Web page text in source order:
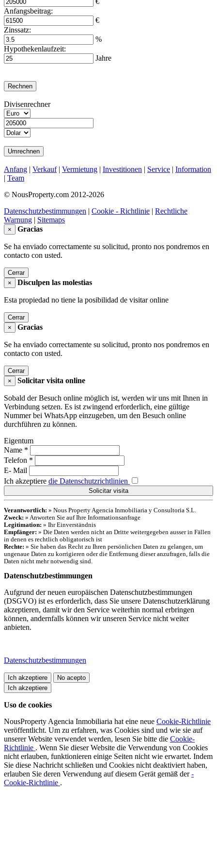
Anfangsbeitrag:
€
Zinssatz:
%
Hypothekenlaufzeit:
Jahre
Divisenrechner
Anfang | Verkauf| Vermietung | Investitionen | Service | Information
| Team
© NousProperty.com 2012-2026
Datenschutzbestimmungen | Cookie - Richtlinie | Rechtliche
Warnung | Sitemaps
× Gracias
Se ha enviado correctamente su solicitud, pronto nos pondremos en
contacto con usted.
Cerrar
×
Disculpen las molestias
Esta propiedad no tiene la posibilidad de visitar online
Cerrar
×
Gracias
Se ha enviado correctamente su solicitud, pronto nos pondremos en
contacto con usted.
Cerrar
×
Solicitar visita online
Sobald der Besuch online möglich ist, werden wir uns mit Ihnen in
Verbindung setzen. Es ist zwingend erforderlich, eine gültige
Nummer bei WhatsApp einzugeben, um den Besuch online
durchführen zu können.
Eigentum
Name *
Telefon *
E- Mail
Ich akzeptiere die Datenschutzrichtlinien
Verantwortlich: » Nous Property Agencia Inmobiliaria y Consultoria S.L.
Zweck: » Anworten Sie auf Ihre Informationsanfrage
Legitimation: » Ihr Einverständnis
Empfänger: » Die Daten werden nicht an Dritte weitergegeben ausser in Fällen
in denen es rechtlich obligatorisch ist
Rechte: » Sie haben das Recht zu Ihren persönlichen Daten zu gelangen, um
ungenaue Daten zu korrigieren oder die Entfernung dieser anzufragen, falls die
Daten nicht mehr notwendig sind.
Datenschutzbestimmungen
Aufgrund der neuen europäischen Datenschutzbestimmungen
(DSGVO) ist es erforderlich, dass Sie unsere Datenschutzerklärung
akzeptieren, damit wir den Service weiterhin normal erbringen
können, andernfalls können wir unseren Service nicht weiter
anbieten.
Datenschutzbestimmungen
Ich akzeptiere
Uso de cookies
NousProperty Agencia Inmobiliaria hat eine neue Cookie-Richtlinie
veröffentlicht. Um zu erfahren, was Cookies sind und wie sie auf
unserer Website verwendet werden, lesen Sie bitte die Cookie-
Richtlinie . Wenn Sie dieser Website die Verwendung von Cookies
nicht erlauben, funktionieren einige Seiten nicht wie erwartet. Indem
Sie diese Nachricht schließen und Cookies nicht deaktiviert haben,
erlauben Sie deren Verwendung auf diesem Gerät gemäß der-
Cookie-Richtlinie .